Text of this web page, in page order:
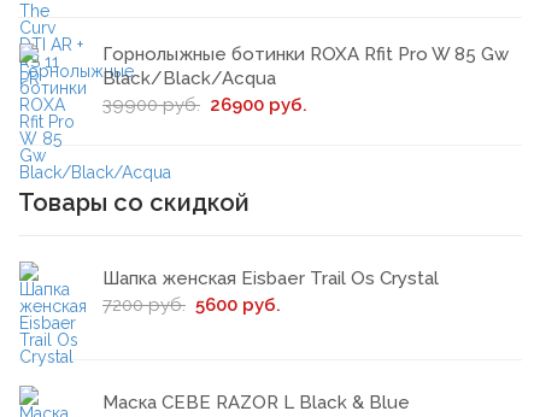
Горнолыжные ботинки ROXA Rfit Pro W 85 Gw
Black/Black/Acqua
39900 руб. 26900 руб.
Товары со скидкой
Шапка женская Eisbaer Trail Os Crystal
7200 руб. 5600 руб.
Маска CEBE RAZOR L Black & Blue